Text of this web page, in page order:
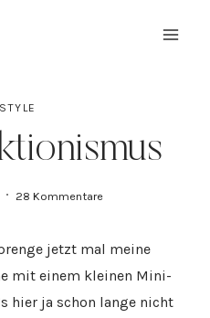
28 Kommentare
jetzt mal meine
mit einem kleinen Mini-
hier ja schon lange nicht